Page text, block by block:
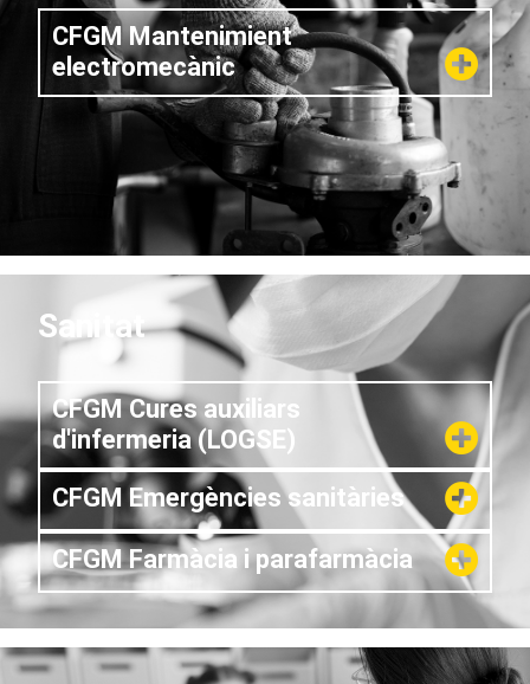
CFGM Mantenimient
electromecànic
Sanitat
CFGM Cures auxiliars
d'infermeria (LOGSE)
CFGM Emergències sanitàries
CFGM Farmàcia i parafarmàcia